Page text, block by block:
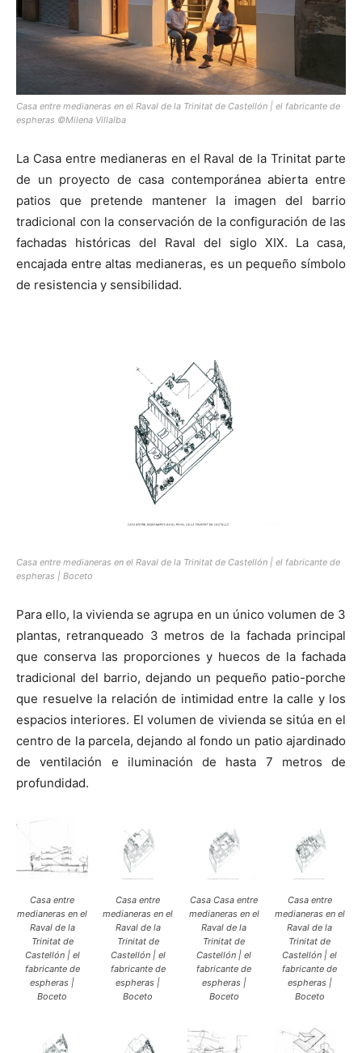
Casa entre medianeras en el Raval de la Trinitat de Castellón | el fabricante de
espheras ©Milena Villalba
La Casa entre medianeras en el Raval de la Trinitat parte
de un proyecto de casa contemporánea abierta entre
patios que pretende mantener la imagen del barrio
tradicional con la conservación de la configuración de las
fachadas históricas del Raval del siglo XIX. La casa,
encajada entre altas medianeras, es un pequeño símbolo
de resistencia y sensibilidad.
Casa entre medianeras en el Raval de la Trinitat de Castellón | el fabricante de
espheras | Boceto
Para ello, la vivienda se agrupa en un único volumen de 3
plantas, retranqueado 3 metros de la fachada principal
que conserva las proporciones y huecos de la fachada
tradicional del barrio, dejando un pequeño patio-porche
que resuelve la relación de intimidad entre la calle y los
espacios interiores. El volumen de vivienda se sitúa en el
centro de la parcela, dejando al fondo un patio ajardinado
de ventilación e iluminación de hasta 7 metros de
profundidad.
Casa entre
medianeras en el
Raval de la
Trinitat de
Castellón | el
fabricante de
espheras |
Boceto
Casa entre
medianeras en el
Raval de la
Trinitat de
Castellón | el
fabricante de
espheras |
Boceto
Casa Casa entre
medianeras en el
Raval de la
Trinitat de
Castellón | el
fabricante de
espheras |
Boceto
Casa entre
medianeras en el
Raval de la
Trinitat de
Castellón | el
fabricante de
espheras |
Boceto